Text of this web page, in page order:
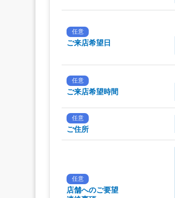
任意
ご来店希望日
任意
ご来店希望時間
任意
ご住所
任意
店舗へのご要望